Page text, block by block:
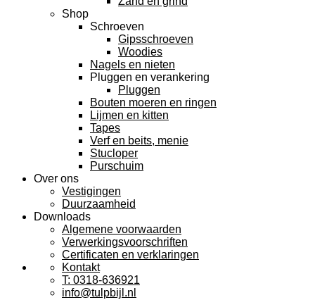
Shop
Schroeven
Gipsschroeven
Woodies
Nagels en nieten
Pluggen en verankering
Pluggen
Bouten moeren en ringen
Lijmen en kitten
Tapes
Verf en beits, menie
Stucloper
Purschuim
Over ons
Vestigingen
Duurzaamheid
Downloads
Algemene voorwaarden
Verwerkingsvoorschriften
Certificaten en verklaringen
Kontakt
T: 0318-636921
info@tulpbijl.nl